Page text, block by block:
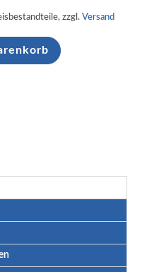
zzgl. Versand